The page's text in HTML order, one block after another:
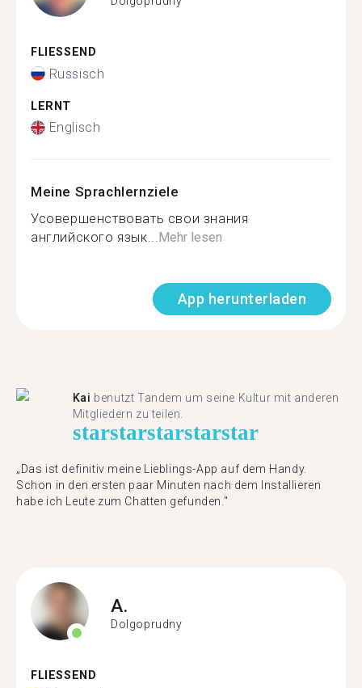
FLIESSEND
Russisch
LERNT
Englisch
Meine Sprachlernziele
Усовершенствовать свои знания
английского язык...Mehr lesen
App herunterladen
Kai benutzt Tandem um seine Kultur mit anderen
Mitgliedern zu teilen.
starstarstarstarstar
„Das ist definitiv meine Lieblings-App auf dem Handy.
Schon in den ersten paar Minuten nach dem Installieren
habe ich Leute zum Chatten gefunden."
A.
Dolgoprudny
FLIESSEND